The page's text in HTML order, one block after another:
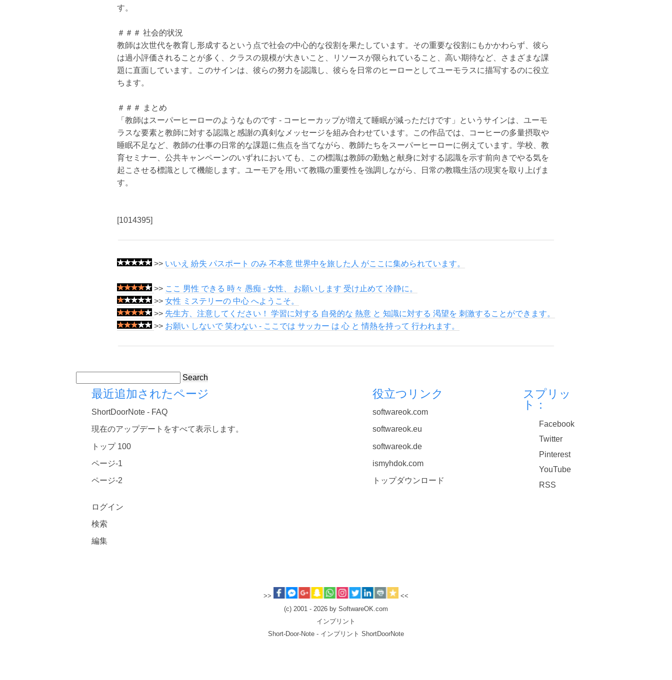
す。
＃＃＃ 社会的状況
教師は次世代を教育し形成するという点で社会の中心的な役割を果たしています。その重要な役割にもかかわらず、彼ら
は過小評価されることが多く、クラスの規模が大きいこと、リソースが限られていること、高い期待など、さまざまな課
題に直面しています。このサインは、彼らの努力を認識し、彼らを日常のヒーローとしてユーモラスに描写するのに役立
ちます。
＃＃＃ まとめ
「教師はスーパーヒーローのようなものです - コーヒーカップが増えて睡眠が減っただけです」というサインは、ユーモ
ラスな要素と教師に対する認識と感謝の真剣なメッセージを組み合わせています。この作品では、コーヒーの多量摂取や
睡眠不足など、教師の仕事の日常的な課題に焦点を当てながら、教師たちをスーパーヒーローに例えています。学校、教
育セミナー、公共キャンペーンのいずれにおいても、この標識は教師の勤勉と献身に対する認識を示す前向きでやる気を
起こさせる標識として機能します。ユーモアを用いて教職の重要性を強調しながら、日常の教職生活の現実を取り上げま
す。
[1014395]
>> いいえ 紛失 パスポート のみ 不本意 世界中を旅した人 がここに集められています。
>> ここ 男性 できる 時々 愚痴 - 女性、 お願いします 受け止めて 冷静に。
>> 女性 ミステリーの 中心 へようこそ。
>> 先生方、注意してください！ 学習に対する 自発的な 熱意 と 知識に対する 渇望を 刺激することができます。
>> お願い しないで 笑わない - ここでは サッカー は 心 と 情熱を持って 行われます。
Search
最近追加されたページ
ShortDoorNote - FAQ
現在のアップデートをすべて表示します。
トップ 100
ページ-1
ページ-2
ログイン
検索
編集
役立つリンク
softwareok.com
softwareok.eu
softwareok.de
ismyhdok.com
トップダウンロード
スプリッ
ト：
Facebook
Twitter
Pinterest
YouTube
RSS
>>
<<
(c) 2001 - 2026 by SoftwareOK.com
インプリント
Short-Door-Note - インプリント ShortDoorNote